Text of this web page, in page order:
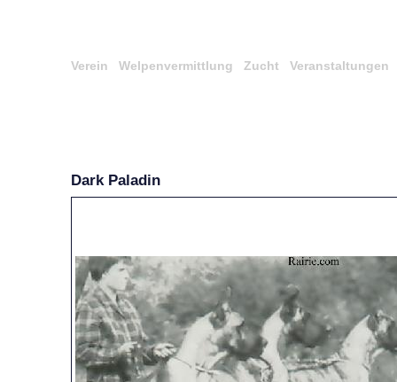
Verein Welpenvermittlung Zucht Veranstaltungen
Dark Paladin